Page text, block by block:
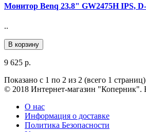
Монитор Benq 23.8" GW2475H IPS,
..
В корзину
9 625 р.
Показано с 1 по 2 из 2 (всего 1 страниц)
© 2018 Интернет-магазин "Коперник".
О нас
Информация о доставке
Политика Безопасности